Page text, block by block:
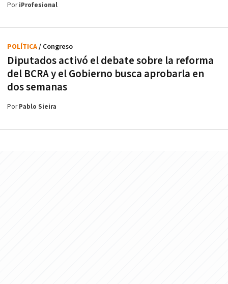
PoriProfesional
Diputados activó el debate sobre la reforma
del BCRA y el Gobierno busca aprobarla en
dos semanas
POLÍTICA/ Congreso
PorPablo Sieira